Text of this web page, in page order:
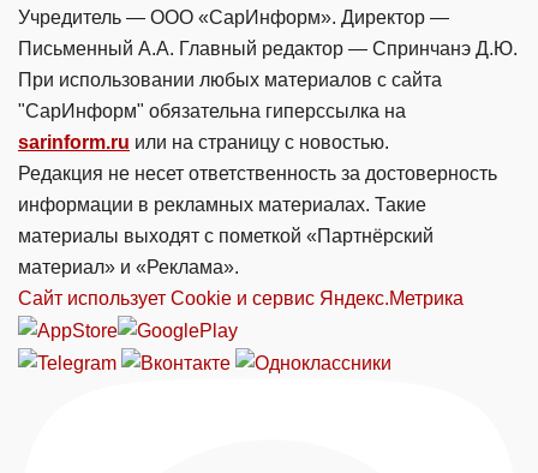
Учредитель — ООО «СарИнформ». Директор —
Письменный А.А. Главный редактор — Спринчанэ Д.Ю.
При использовании любых материалов с сайта
"СарИнформ" обязательна гиперссылка на
sarinform.ru или на страницу с новостью.
Редакция не несет ответственность за достоверность
информации в рекламных материалах. Такие
материалы выходят с пометкой «Партнёрский
материал» и «Реклама».
Сайт использует Cookie и сервиc Яндекс.Метрика